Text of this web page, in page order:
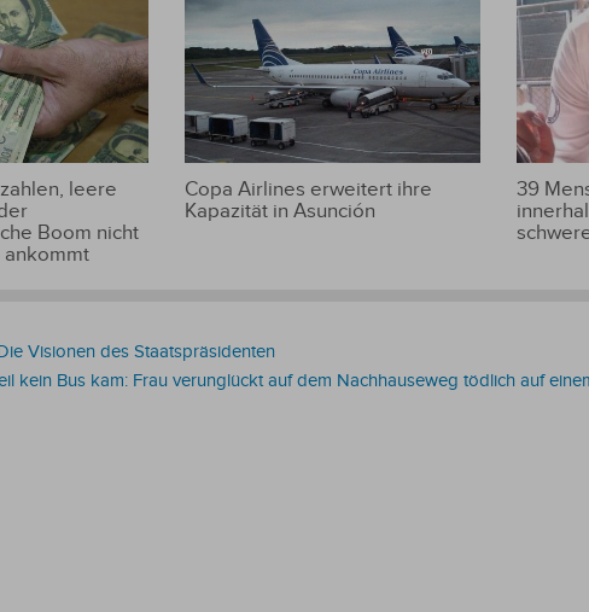
leere
Boom nicht
Copa Airlines erweitert ihre
Kapazität in Asunción
39
Visionen des Staatspräsidenten
kein Bus kam: Frau verunglückt auf dem Nachhauseweg tödlich auf